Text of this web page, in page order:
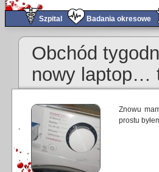
Szpital Badania okresowe
Obchód
nowy laptop…
Znowu
prostu